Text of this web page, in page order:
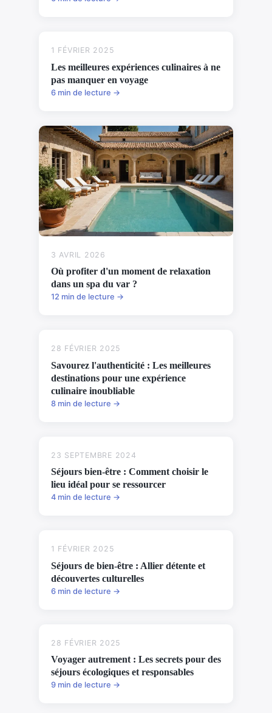
1 FÉVRIER 2025
Les meilleures expériences culinaires à ne
pas manquer en voyage
6 min de lecture →
3 AVRIL 2026
Où profiter d'un moment de relaxation
dans un spa du var ?
12 min de lecture →
28 FÉVRIER 2025
Savourez l'authenticité : Les meilleures
destinations pour une expérience
culinaire inoubliable
8 min de lecture →
23 SEPTEMBRE 2024
Séjours bien-être : Comment choisir le
lieu idéal pour se ressourcer
4 min de lecture →
1 FÉVRIER 2025
Séjours de bien-être : Allier détente et
découvertes culturelles
6 min de lecture →
28 FÉVRIER 2025
Voyager autrement : Les secrets pour des
séjours écologiques et responsables
9 min de lecture →